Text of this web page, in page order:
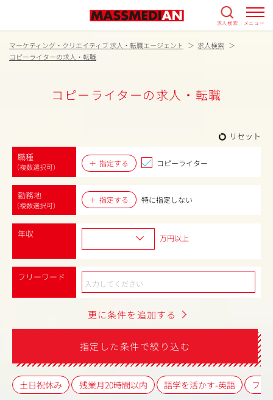
求人検索 メニュー
マーケティング・クリエイティブ 求人・転職エージェント
求人検索
コピーライターの求人・転職
コピーライターの求人・転職
リセット
職種
（複数選択可） 指定する コピーライター
勤務地
（複数選択可）
指定する 特に指定しない
年収 万円以上
フリーワード
更に条件を追加する
指定した条件で絞り込む
土日祝休み 残業月20時間以内 語学を活かす-英語 フレ